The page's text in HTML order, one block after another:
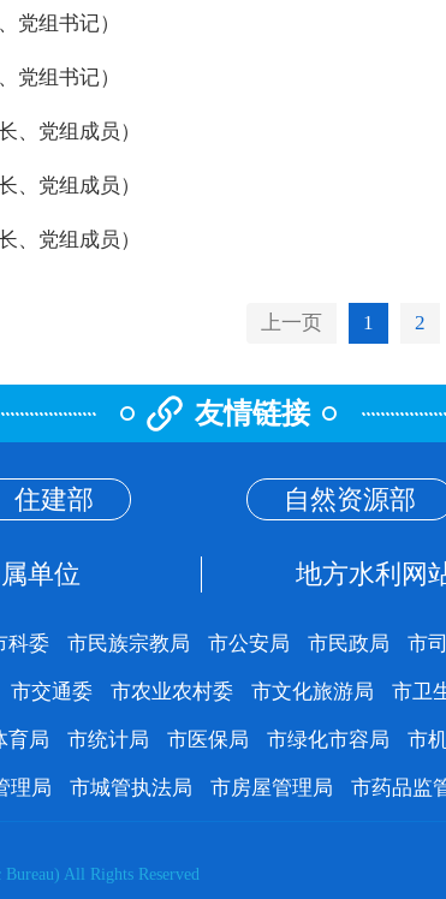
党组书记）
党组书记）
、党组成员）
、党组成员）
、党组成员）
上一页 1 2
友情链接
住建部 自然资源部
单位 地方水利网
科委 市民族宗教局 市公安局 市民政局 市
市交通委 市农业农村委 市文化旅游局 市卫
育局 市统计局 市医保局 市绿化市容局 市
理局 市城管执法局 市房屋管理局 市药品监
All Rights Reserved